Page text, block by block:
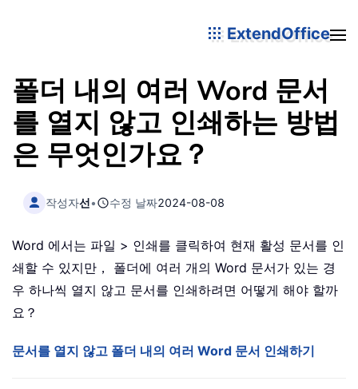
ExtendOffice
폴더 내의 여러 Word 문서
를 열지 않고 인쇄하는 방법
은 무엇인가요？
작성자선• 수정 날짜2024-08-08
Word 에서는 파일 > 인쇄를 클릭하여 현재 활성 문서를 인
쇄할 수 있지만， 폴더에 여러 개의 Word 문서가 있는 경
우 하나씩 열지 않고 문서를 인쇄하려면 어떻게 해야 할까
요？
문서를 열지 않고 폴더 내의 여러 Word 문서 인쇄하기